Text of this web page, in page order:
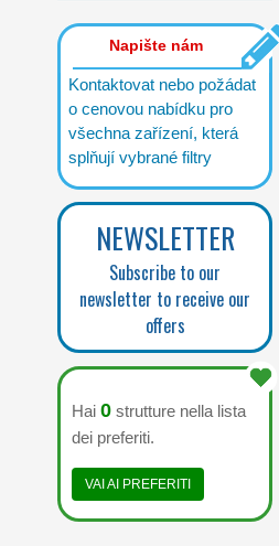
Napište nám
Kontaktovat nebo požádat
o cenovou nabídku pro
všechna zařízení, která
splňují vybrané filtry
NEWSLETTER
Subscribe to our
newsletter to receive our
offers
Hai 0 strutture nella lista
dei preferiti.
VAI AI PREFERITI